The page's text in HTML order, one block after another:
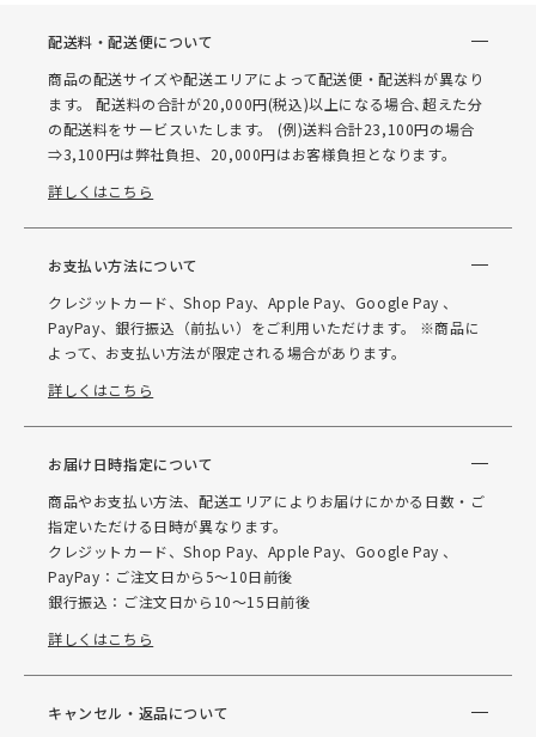
配送料・配送便について
商品の配送サイズや配送エリアによって配送便・配送料が異なり
ます。 配送料の合計が20,000円(税込)以上になる場合､超えた分
の配送料をサービスいたします。 (例)送料合計23,100円の場合
⇒3,100円は弊社負担、20,000円はお客様負担となります。
詳しくはこちら
お支払い方法について
クレジットカード、Shop Pay、Apple Pay、Google Pay 、
PayPay、銀行振込（前払い）をご利用いただけます。 ※商品に
よって、お支払い方法が限定される場合があります。
詳しくはこちら
お届け日時指定について
商品やお支払い方法、配送エリアによりお届けにかかる日数・ご
指定いただける日時が異なります。
クレジットカード、Shop Pay、Apple Pay、Google Pay 、
PayPay：ご注文日から5～10日前後
銀行振込：ご注文日から10～15日前後
詳しくはこちら
キャンセル・返品について